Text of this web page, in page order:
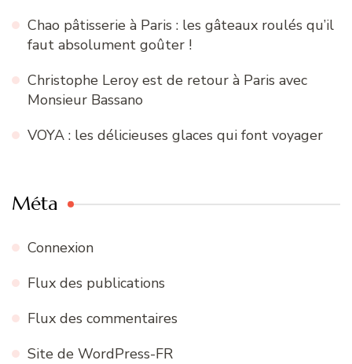
Chao pâtisserie à Paris : les gâteaux roulés qu’il
faut absolument goûter !
Christophe Leroy est de retour à Paris avec
Monsieur Bassano
VOYA : les délicieuses glaces qui font voyager
Méta
Connexion
Flux des publications
Flux des commentaires
Site de WordPress-FR